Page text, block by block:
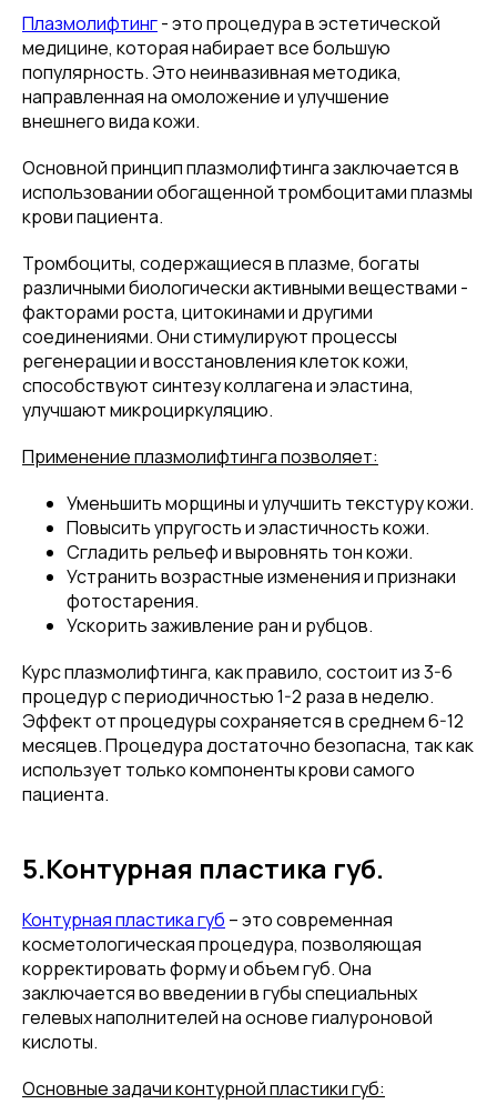
Плазмолифтинг- это процедура в эстетической
медицине, которая набирает все большую
популярность. Это неинвазивная методика,
направленная на омоложение и улучшение
внешнего вида кожи.
Основной принцип плазмолифтинга заключается в
использовании обогащенной тромбоцитами плазмы
крови пациента.
Тромбоциты, содержащиеся в плазме, богаты
различными биологически активными веществами -
факторами роста, цитокинами и другими
соединениями. Они стимулируют процессы
регенерации и восстановления клеток кожи,
способствуют синтезу коллагена и эластина,
улучшают микроциркуляцию.
Применение плазмолифтинга позволяет:
Уменьшить морщины и улучшить текстуру кожи.
Повысить упругость и эластичность кожи.
Сгладить рельеф и выровнять тон кожи.
Устранить возрастные изменения и признаки
фотостарения.
Ускорить заживление ран и рубцов.
Курс плазмолифтинга, как правило, состоит из 3-6
процедур с периодичностью 1-2 раза в неделю.
Эффект от процедуры сохраняется в среднем 6-12
месяцев. Процедура достаточно безопасна, так как
использует только компоненты крови самого
пациента.
5.Контурная пластика губ.
Контурная пластика губ – это современная
косметологическая процедура, позволяющая
корректировать форму и объем губ. Она
заключается во введении в губы специальных
гелевых наполнителей на основе гиалуроновой
кислоты.
Основные задачи контурной пластики губ: